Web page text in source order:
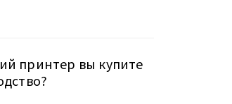
принтер вы купите